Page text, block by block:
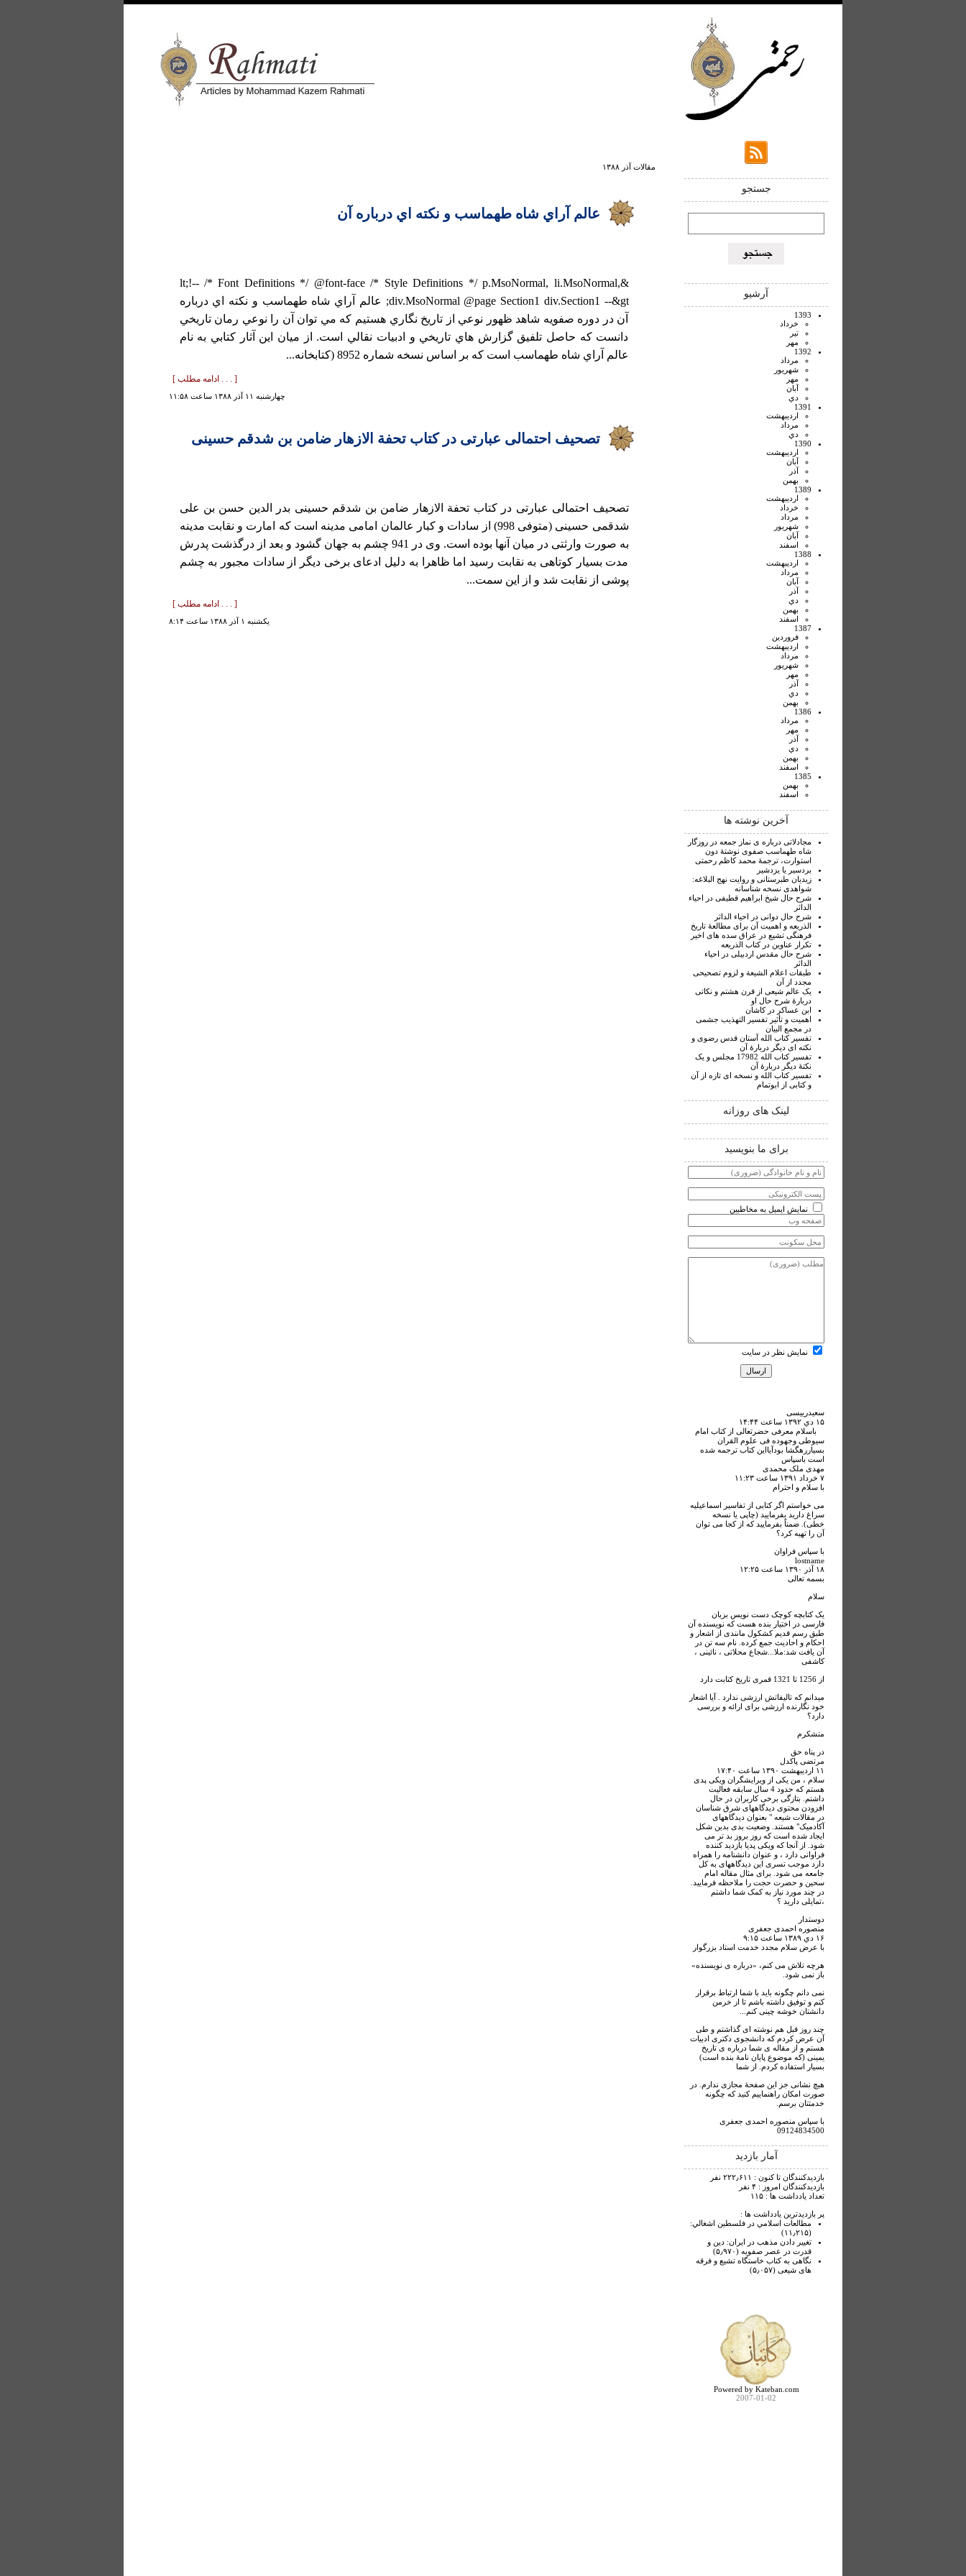
جستجو
آرشیو
1393
خرداد
تير
مهر
1392
مرداد
شهريور
مهر
آبان
دي
1391
ارديبهشت
مرداد
دي
1390
ارديبهشت
آبان
آذر
بهمن
1389
ارديبهشت
خرداد
مرداد
شهريور
آبان
اسفند
1388
ارديبهشت
مرداد
آبان
آذر
دي
بهمن
اسفند
1387
فروردين
ارديبهشت
مرداد
شهريور
مهر
آذر
دي
بهمن
1386
مرداد
مهر
آذر
دي
بهمن
اسفند
1385
بهمن
اسفند
آخرین نوشته ها
مجادلاتی درباره ی نماز جمعه در روزگار
شاه طهماسب صفوی نوشتۀ دون
استوارت، ترجمۀ محمد کاظم رحمتی
بردسیر یا یزدشیر
زیدیان طبرستانی و روایت نهج البلاغه:
شواهدی نسخه شناسانه
شرح حال شیخ ابراهیم قطیفی در احیاء
الداثر
شرح حال دوانی در احیاء الداثر
الذریعه و اهمیت آن برای مطالعۀ تاریخ
فرهنگی تشیع در عراق سده های اخیر
تکرار عناوین در کتاب الذریعه
شرح حال مقدس اردبیلی در احیاء
الداثر
طبقات اعلام الشیعة و لزوم تصحیحی
مجدد از آن
یک عالم شیعی از قرن هشتم و نکاتی
دربارۀ شرح حال او
ابن عساکر در کاشان
اهمیت و تأثیر تفسیر التهذیب جشمی
در مجمع البیان
تفسیر کتاب الله آستان قدس رضوی و
نکته ای دیگر دربارۀ آن
تفسیر کتاب الله 17982 مجلس و یک
نکتۀ دیگر دربارۀ آن
تفسیر کتاب الله و نسخه ای تازه از آن
و کتابی از ابوتمام
لینک های روزانه
برای ما بنویسید
نمایش ایمیل به مخاطبین
نمایش نظر در سایت
سعیدرییسی
۱۵ دي ۱۳۹۲ ساعت ۱۴:۴۴
باسلام معرفی حضرتعالی از کتاب امام
سیوطی وجهوده فی علوم القران
بسیاررهگشا بودآیااین کتاب ترجمه شده
است باسپاس
مهدی ملک محمدی
۷ خرداد ۱۳۹۱ ساعت ۱۱:۲۳
با سلام و احترام
می خواستم اگر کتابی از تفاسیر اسماعیلیه
سراغ دارید بفرمایید (چاپی یا نسخه
خطی). ضمناً بفرمایید که از کجا می توان
آن را تهیه کرد؟
با سپاس فراوان
lostname
۱۸ آذر ۱۳۹۰ ساعت ۱۲:۲۵
بسمه تعالی
سلام
یک کتابچه کوچک دست نویس بزبان
فارسی در اختیار بنده هست که نویسنده آن
طبق رسم قدیم کشکول مانندی از اشعار و
احکام و احادیث جمع کرده. نام سه تن در
آن یافت شد:ملا...شجاع محلاتی ، نائینی ،
کاشفی
از 1256 تا 1321 قمری تاریخ کتابت دارد
میدانم که تالیفاتش ارزشی ندارد . آیا اشعار
خود نگارنده ارزشی برای ارائه و بررسی
دارد؟
متشکرم
در پناه حق
مرتضی پاکدل
۱۱ ارديبهشت ۱۳۹۰ ساعت ۱۷:۴۰
سلام ، من یکی از ویرایشگران ویکی پدی
هستم که حدود 4 سال سابقه فعالیت
داشتم. بتازگی برخی کاربران در حال
افزودن محتوی دیدگاههای شرق شناسان
در مقالات شیعه " بعنوان دیدگاههای
آکادمیک" هستند. وضعیت بدی بدین شکل
ایجاد شده است که روز بروز بد تر می
شود. از آنجا که ویکی پدیا بازدید کننده
فراوانی دارد ، و عنوان دانشنامه را همراه
دارد موجب تسری این دیدگاههای به کل
جامعه می شود. برای مثال مقاله امام
سحین و حضرت حجت را ملاحظه فرمایید.
در چند مورد نیاز به کمک شما داشتم
،تمایلی دارید ؟
دوستدار
منصوره احمدی جعفری
۱۶ دي ۱۳۸۹ ساعت ۹:۱۵
با عرض سلام مجدد خدمت استاد بزرگوار
هرچه تلاش می کنم، «درباره ی نویسنده»
باز نمی شود.
نمی دانم چگونه باید با شما ارتباط برقرار
کنم و توفیق داشته باشم تا از خرمن
دانشتان خوشه چینی کنم...
چند روز قبل هم نوشته ای گذاشتم و طی
آن عرض کردم که دانشجوی دکتری ادبیات
هستم و از مقاله ی شما درباره ی تاریخ
یمینی (که موضوع پایان نامۀ بنده است)
بسیار استفاده کردم. از شما
هیچ نشانی جز این صفحۀ مجازی ندارم. در
صورت امکان راهنماییم کنید که چگونه
خدمتتان برسم.
با سپاس منصوره احمدی جعفری
09124834500
آمار بازدید
بازدیدکنندگان تا کنون : ۲۲۲٫۶۱۱ نفر
بازدیدکنندگان امروز : ۴ نفر
تعداد یادداشت ها : ۱۱۵
پر بازدیدترین یادداشت ها :
مطالعات اسلامي در فلسطين اشغالي:
(۱۱٫۲۱۵)
تغيير دادن مذهب در ايران: دين و
قدرت در عصر صفويه (۵٫۹۷۰)
نگاهی به کتاب خاستگاه تشیع و فرقه
های شیعی (۵٫۰۵۷)
Powered by Kateban.com
2007-01-02
مقالات آذر ۱۳۸۸
عالم آراي شاه طهماسب و نكته اي درباره آن
&lt;!-- /* Font Definitions */ @font-face /* Style Definitions */ p.MsoNormal, li.MsoNormal,
div.MsoNormal @page Section1 div.Section1 --&gt; عالم آراي شاه طهماسب و نكته اي درباره
آن در دوره صفويه شاهد ظهور نوعي از تاريخ نگاري هستيم كه مي توان آن را نوعي رمان تاريخي
دانست كه حاصل تلفيق گزارش هاي تاريخي و ادبيات نقالي است. از ميان اين آثار كتابي به نام
عالم آراي شاه طهماسب است كه بر اساس نسخه شماره 8952 (كتابخانه...
[ . . . ادامه مطلب ]
چهارشنبه ۱۱ آذر ۱۳۸۸ ساعت ۱۱:۵۸
تصحیف احتمالی عبارتی در کتاب تحفة الازهار ضامن بن شدقم حسینی
تصحیف احتمالی عبارتی در کتاب تحفة الازهار ضامن بن شدقم حسینی بدر الدین حسن بن علی
شدقمی حسینی (متوفی 998) از سادات و کبار عالمان امامی مدینه است که امارت و نقابت مدینه
به صورت وارثتی در میان آنها بوده است. وی در 941 چشم به جهان گشود و بعد از درگذشت پدرش
مدت بسیار کوتاهی به نقابت رسید اما ظاهرا به دلیل ادعای برخی دیگر از سادات مجبور به چشم
پوشی از نقابت شد و از این سمت...
[ . . . ادامه مطلب ]
يكشنبه ۱ آذر ۱۳۸۸ ساعت ۸:۱۴